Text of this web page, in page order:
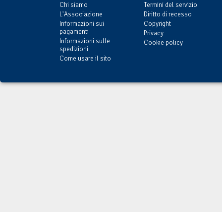
Chi siamo
L'Associazione
Informazioni sui
pagamenti
Informazioni sulle
spedizioni
Come usare il sito
Termini del servizio
Diritto di recesso
Copyright
Privacy
Cookie policy